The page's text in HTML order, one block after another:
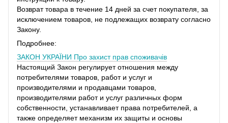
Возврат товара в течение 14 дней за счет покупателя, за
исключением товаров, не подлежащих возврату согласно
Закону.
Подробнее:
ЗАКОН УКРАЇНИ Про захист прав споживачів
Настоящий Закон регулирует отношения между
потребителями товаров, работ и услуг и
производителями и продавцами товаров,
производителями работ и услуг различных форм
собственности, устанавливает права потребителей, а
также определяет механизм их защиты и основы